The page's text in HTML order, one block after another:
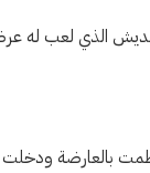
منديش الذي لعب له
بالعارضة ودخلت